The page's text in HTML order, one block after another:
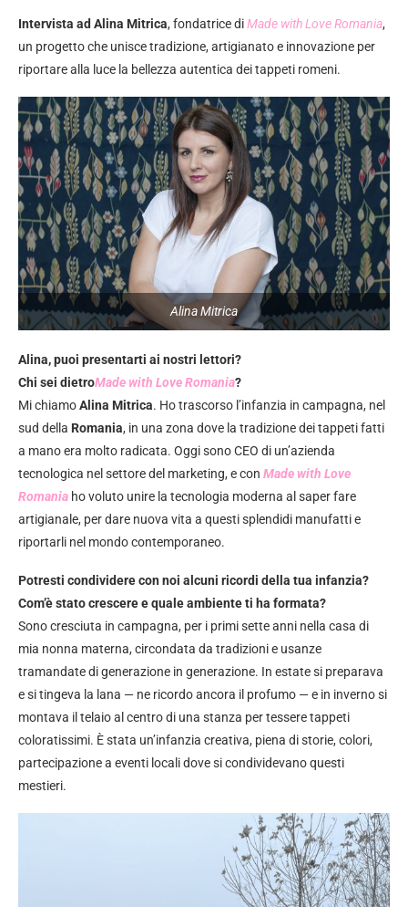
Intervista ad Alina Mitrica, fondatrice diMade with Love Romania,
un progetto che unisce tradizione, artigianato e innovazione per
riportare alla luce la bellezza autentica dei tappeti romeni.
Alina Mitrica
Alina, puoi presentarti ai nostri lettori?
Chi sei dietroMade with Love Romania?
Mi chiamoAlina Mitrica. Ho trascorso l’infanzia in campagna, nel
sud della Romania, in una zona dove la tradizione dei tappeti fatti
a mano era molto radicata. Oggi sono CEO di un’azienda
tecnologica nel settore del marketing, e con Made with Love
Romania ho voluto unire la tecnologia moderna al saper fare
artigianale, per dare nuova vita a questi splendidi manufatti e
riportarli nel mondo contemporaneo.
Potresti condividere con noi alcuni ricordi della tua infanzia?
Com’è stato crescere e quale ambiente ti ha formata?
Sono cresciuta in campagna, per i primi sette anni nella casa di
mia nonna materna, circondata da tradizioni e usanze
tramandate di generazione in generazione. In estate si preparava
e si tingeva la lana — ne ricordo ancora il profumo — e in inverno si
montava il telaio al centro di una stanza per tessere tappeti
coloratissimi. È stata un’infanzia creativa, piena di storie, colori,
partecipazione a eventi locali dove si condividevano questi
mestieri.